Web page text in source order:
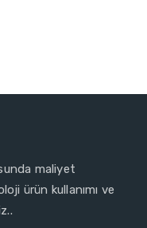
maliyet
ürün kullanımı ve